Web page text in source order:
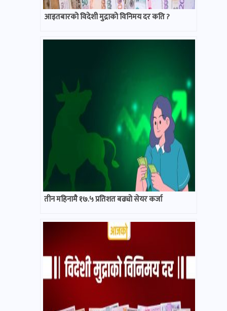
आइतबारको विदेशी मुद्राको विनिमय दर कति ?
तीन महिनामै १७.५ प्रतिशत बढ्यो सेयर कर्जा